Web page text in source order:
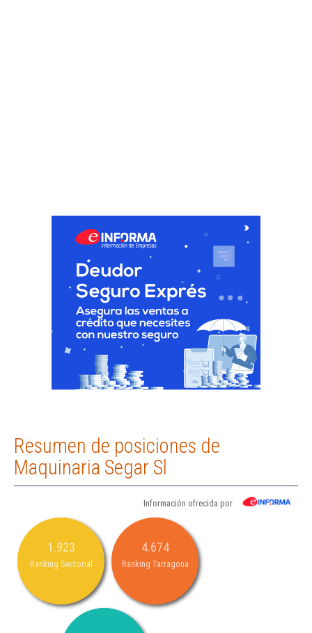
Resumen de posiciones de
Maquinaria Segar Sl
Información ofrecida por
1.923
Ranking Sectorial
4.674
Ranking Tarragona